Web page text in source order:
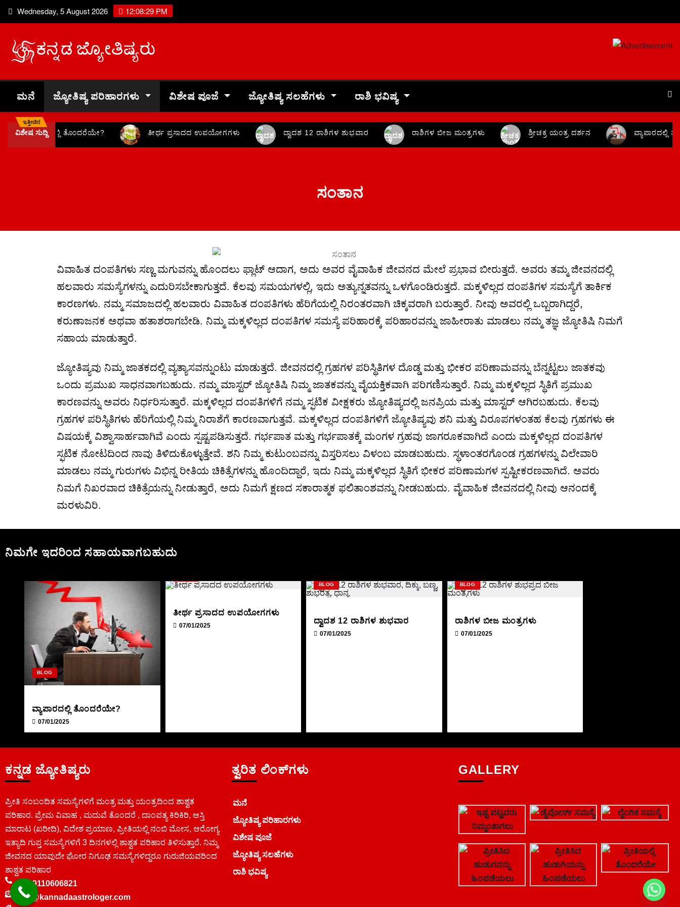
Wednesday, 5 August 2026 12:08:29 PM
ಮನೆ ಜ್ಯೋತಿಷ್ಯ ಪರಿಹಾರಗಳು ವಿಶೇಷ ಪೂಜೆ ಜ್ಯೋತಿಷ್ಯ ಸಲಹೆಗಳು ರಾಶಿ ಭವಿಷ್ಯ
ಇತ್ತೀಚಿನ
ವಿಶೇಷ ಸುದ್ದಿ
ವ್ಯಾಪಾರದಲ್ಲಿ ತೊಂದರೆಯೇ? ತೀರ್ಥ ಪ್ರಸಾದದ ಉಪಯೋಗಗಳು ದ್ವಾದಶ 12 ರಾಶಿಗಳ ಶುಭವಾರ ರಾಶಿಗಳ ಬೀಜ ಮಂತ್ರಗಳು ಶ್ರೀಚಕ್ರ ಯಂತ್ರ ದರ್ಶನ ವ್ಯಾಪಾರದಲ್ಲಿ
ಸಂತಾನ
ವಿವಾಹಿತ ದಂಪತಿಗಳು ಸಣ್ಣ ಮಗುವನ್ನು ಹೊಂದಲು ಫ್ಲಾಟ್ ಆದಾಗ, ಅದು ಅವರ ವೈವಾಹಿಕ ಜೀವನದ ಮೇಲೆ ಪ್ರಭಾವ ಬೀರುತ್ತದೆ. ಅವರು ತಮ್ಮ ಜೀವನದಲ್ಲಿ
ಹಲವಾರು ಸಮಸ್ಯೆಗಳನ್ನು ಎದುರಿಸಬೇಕಾಗುತ್ತದೆ. ಕೆಲವು ಸಮಯಗಳಲ್ಲಿ, ಇದು ಅತ್ಯುನ್ನತವನ್ನು ಒಳಗೊಂಡಿರುತ್ತದೆ. ಮಕ್ಕಳಿಲ್ಲದ ದಂಪತಿಗಳ ಸಮಸ್ಯೆಗೆ ತಾರ್ಕಿಕ
ಕಾರಣಗಳು. ನಮ್ಮ ಸಮಾಜದಲ್ಲಿ ಹಲವಾರು ವಿವಾಹಿತ ದಂಪತಿಗಳು ಹೆರಿಗೆಯಲ್ಲಿ ನಿರಂತರವಾಗಿ ಚಿಕ್ಕವರಾಗಿ ಬರುತ್ತಾರೆ. ನೀವು ಅವರಲ್ಲಿ ಒಬ್ಬರಾಗಿದ್ದರೆ,
ಕರುಣಾಜನಕ ಅಥವಾ ಹತಾಶರಾಗಬೇಡಿ. ನಿಮ್ಮ ಮಕ್ಕಳಿಲ್ಲದ ದಂಪತಿಗಳ ಸಮಸ್ಯೆ ಪರಿಹಾರಕ್ಕೆ ಪರಿಹಾರವನ್ನು ಜಾಹೀರಾತು ಮಾಡಲು ನಮ್ಮ ತಜ್ಞ ಜ್ಯೋತಿಷಿ ನಿಮಗೆ
ಸಹಾಯ ಮಾಡುತ್ತಾರೆ.
ಜ್ಯೋತಿಷ್ಯವು ನಿಮ್ಮ ಜಾತಕದಲ್ಲಿ ವ್ಯತ್ಯಾಸವನ್ನುಂಟು ಮಾಡುತ್ತದೆ. ಜೀವನದಲ್ಲಿ ಗ್ರಹಗಳ ಪರಿಸ್ಥಿತಿಗಳ ದೊಡ್ಡ ಮತ್ತು ಭೀಕರ ಪರಿಣಾಮವನ್ನು ಬೆನ್ನಟ್ಟಲು ಜಾತಕವು
ಒಂದು ಪ್ರಮುಖ ಸಾಧನವಾಗಬಹುದು. ನಮ್ಮ ಮಾಸ್ಟರ್ ಜ್ಯೋತಿಷಿ ನಿಮ್ಮ ಜಾತಕವನ್ನು ವೈಯಕ್ತಿಕವಾಗಿ ಪರಿಗಣಿಸುತ್ತಾರೆ. ನಿಮ್ಮ ಮಕ್ಕಳಿಲ್ಲದ ಸ್ಥಿತಿಗೆ ಪ್ರಮುಖ
ಕಾರಣವನ್ನು ಅವರು ನಿರ್ಧರಿಸುತ್ತಾರೆ. ಮಕ್ಕಳಿಲ್ಲದ ದಂಪತಿಗಳಿಗೆ ನಮ್ಮ ಸ್ಫಟಿಕ ವೀಕ್ಷಕರು ಜ್ಯೋತಿಷ್ಯದಲ್ಲಿ ಜನಪ್ರಿಯ ಮತ್ತು ಮಾಸ್ಟರ್ ಆಗಿರಬಹುದು. ಕೆಲವು
ಗ್ರಹಗಳ ಪರಿಸ್ಥಿತಿಗಳು ಹೆರಿಗೆಯಲ್ಲಿ ನಿಮ್ಮ ನಿರಾಶೆಗೆ ಕಾರಣವಾಗುತ್ತವೆ. ಮಕ್ಕಳಿಲ್ಲದ ದಂಪತಿಗಳಿಗೆ ಜ್ಯೋತಿಷ್ಯವು ಶನಿ ಮತ್ತು ವಿರೂಪಗಳಂತಹ ಕೆಲವು ಗ್ರಹಗಳು ಈ
ವಿಷಯಕ್ಕೆ ವಿಶ್ವಾಸಾರ್ಹವಾಗಿವೆ ಎಂದು ಸ್ಪಷ್ಟಪಡಿಸುತ್ತದೆ. ಗರ್ಭಪಾತ ಮತ್ತು ಗರ್ಭಪಾತಕ್ಕೆ ಮಂಗಳ ಗ್ರಹವು ಜಾಗರೂಕವಾಗಿದೆ ಎಂದು ಮಕ್ಕಳಿಲ್ಲದ ದಂಪತಿಗಳ
ಸ್ಫಟಿಕ ನೋಟದಿಂದ ನಾವು ತಿಳಿದುಕೊಳ್ಳುತ್ತೇವೆ. ಶನಿ ನಿಮ್ಮ ಕುಟುಂಬವನ್ನು ವಿಸ್ತರಿಸಲು ವಿಳಂಬ ಮಾಡಬಹುದು. ಸ್ಥಳಾಂತರಗೊಂಡ ಗ್ರಹಗಳನ್ನು ವಿಲೇವಾರಿ
ಮಾಡಲು ನಮ್ಮ ಗುರುಗಳು ವಿಭಿನ್ನ ರೀತಿಯ ಚಿಕಿತ್ಸೆಗಳನ್ನು ಹೊಂದಿದ್ದಾರೆ, ಇದು ನಿಮ್ಮ ಮಕ್ಕಳಿಲ್ಲದ ಸ್ಥಿತಿಗೆ ಭೀಕರ ಪರಿಣಾಮಗಳ ಸ್ಪಷ್ಟೀಕರಣವಾಗಿದೆ. ಅವರು
ನಿಮಗೆ ನಿಖರವಾದ ಚಿಕಿತ್ಸೆಯನ್ನು ನೀಡುತ್ತಾರೆ, ಅದು ನಿಮಗೆ ಕ್ಷಣದ ಸಕಾರಾತ್ಮಕ ಫಲಿತಾಂಶವನ್ನು ನೀಡಬಹುದು. ವೈವಾಹಿಕ ಜೀವನದಲ್ಲಿ ನೀವು ಆನಂದಕ್ಕೆ
ಮರಳುವಿರಿ.
ನಿಮಗೇ ಇದರಿಂದ ಸಹಾಯವಾಗಬಹುದು
BLOG
ವ್ಯಾಪಾರದಲ್ಲಿ ತೊಂದರೆಯೇ?
07/01/2025
ತೀರ್ಥ ಪ್ರಸಾದದ ಉಪಯೋಗಗಳು
07/01/2025
BLOG
ದ್ವಾದಶ 12 ರಾಶಿಗಳ ಶುಭವಾರ
07/01/2025
BLOG
ರಾಶಿಗಳ ಬೀಜ ಮಂತ್ರಗಳು
07/01/2025
ಕನ್ನಡ ಜ್ಯೋತಿಷ್ಯರು
ಪ್ರೀತಿ ಸಂಬಂದಿತ ಸಮಸ್ಯೆಗಳಿಗೆ ಮಂತ್ರ ಮತ್ತು ಯಂತ್ರದಿಂದ ಶಾಶ್ವತ
ಪರಿಹಾರ. ಪ್ರೇಮ ವಿವಾಹ , ಮದುವೆ ತೊಂದರೆ , ದಾಂಪತ್ಯ ಕಿರಿಕಿರಿ, ಆಸ್ತಿ
ಮಾರಾಟ (ಖರೀದಿ), ವಿದೇಶ ಪ್ರಯಾಣ, ಪ್ರೀತಿಯಲ್ಲಿ ನಂಬಿ ಮೋಸ, ಆರೋಗ್ಯ
ಇತ್ಯಾದಿ ಗುಪ್ತ ಸಮಸ್ಯೆಗಳಿಗೆ 3 ದಿನಗಳಲ್ಲಿ ಶಾಶ್ವತ ಪರಿಹಾರ ತಿಳಿಸುತ್ತಾರೆ. ನಿಮ್ಮ
ಜೀವನದ ಯಾವುದೇ ಘೋರ ನಿಗೂಢ ಸಮಸ್ಯೆಗಳಿದ್ದರೂ ಗುರುಜಿಯವರಿಂದ
ಶಾಶ್ವತ ಪರಿಹಾರ
+91 9110606821
info@kannadaastrologer.com
ತ್ವರಿತ ಲಿಂಕ್‌ಗಳು
ಮನೆ
ಜ್ಯೋತಿಷ್ಯ ಪರಿಹಾರಗಳು
ವಿಶೇಷ ಪೂಜೆ
ಜ್ಯೋತಿಷ್ಯ ಸಲಹೆಗಳು
ರಾಶಿ ಭವಿಷ್ಯ
GALLERY